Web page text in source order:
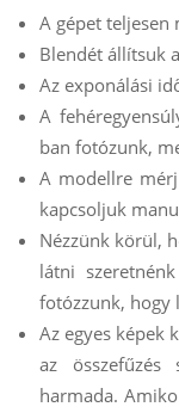
A gépet teljesen
Blendét állítsuk
Az exponálási
A
ban fotózunk,
A modellre
kapcsoljuk
Nézzünk körül,
látni
fotózzunk, hogy
Az egyes képek
az összefűzés
harmada.